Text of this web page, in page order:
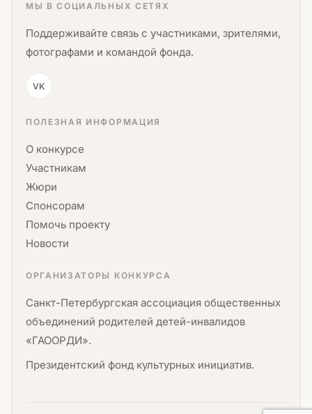
МЫ В СОЦИАЛЬНЫХ СЕТЯХ
Поддерживайте связь с участниками, зрителями,
фотографами и командой фонда.
VK
ПОЛЕЗНАЯ ИНФОРМАЦИЯ
О конкурсе
Участникам
Жюри
Спонсорам
Помочь проекту
Новости
ОРГАНИЗАТОРЫ КОНКУРСА
Санкт-Петербургская ассоциация общественных
объединений родителей детей-инвалидов
«ГАООРДИ».
Президентский фонд культурных инициатив.